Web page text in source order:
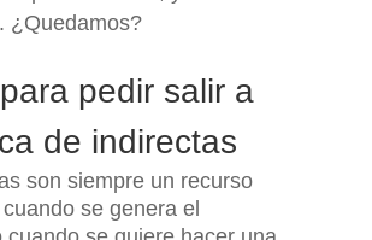
¿Quedamos?
pedir salir a
de indirectas
son siempre un recurso
se genera el